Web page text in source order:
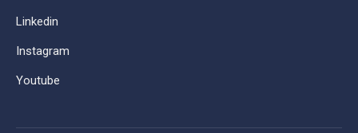
Linkedin
Instagram
Youtube